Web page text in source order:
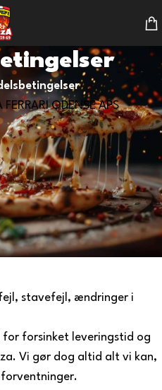
ODENSE APS
stavefejl, ændringer i
for forsinket leveringstid og
Vi gør dog altid alt vi kan,